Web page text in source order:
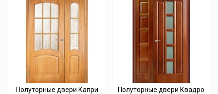
Полуторные двери Капри
Полуторные двери Квадро